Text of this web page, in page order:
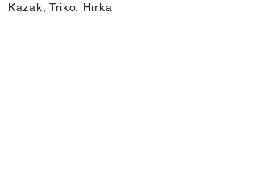
Kazak, Triko, Hırka